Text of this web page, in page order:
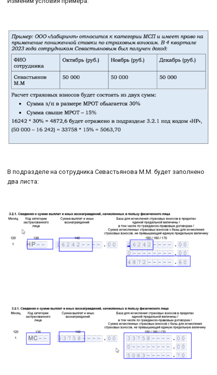
В подразделе на сотрудника Севастьянова М.М. будет заполнено
два листа: